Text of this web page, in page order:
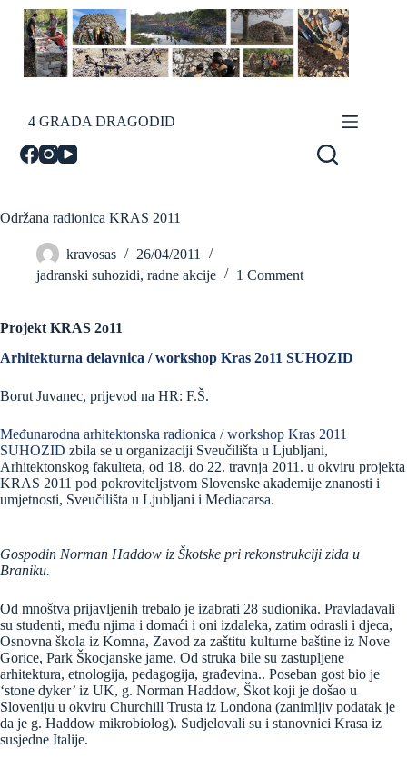
Skip
content
4 GRADA DRAGODID
Održana radionica KRAS 2011
kravosas
26/04/2011
jadranski suhozidi, radne akcije 1 Comment
Projekt KRAS 2o11
Arhitekturna delavnica / workshop Kras 2o11 SUHOZID
Borut Juvanec, prijevod na HR: F.Š.
Međunarodna arhitektonska radionica / workshop Kras 2011
SUHOZID zbila se u organizaciji Sveučilišta u Ljubljani,
Arhitektonskog fakulteta, od 18. do 22. travnja 2011. u okviru projekta
KRAS 2011 pod pokroviteljstvom Slovenske akademije znanosti i
umjetnosti, Sveučilišta u Ljubljani i Mediacarsa.
Gospodin Norman Haddow iz Škotske pri rekonstrukciji zida u
Braniku.
Od mnoštva prijavljenih trebalo je izabrati 28 sudionika. Pravladavali
su studenti, među njima i domaći i oni izdaleka, zatim odrasli i djeca,
Osnovna škola iz Komna, Zavod za zaštitu kulturne baštine iz Nove
Gorice, Park Škocjanske jame. Od struka bile su zastupljene
arhitektura, etnologija, pedagogija, građevina.. Poseban gost bio je
‘stone dyker’ iz UK, g. Norman Haddow, Škot koji je došao u
Sloveniju u okviru Churchill Trusta iz Londona (zanimljiv podatak je
da je g. Haddow mikrobiolog). Sudjelovali su i stanovnici Krasa iz
susjedne Italije.